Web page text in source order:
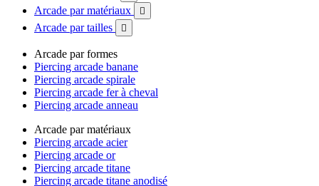
Arcade par matériaux 
Arcade par tailles 
Arcade par formes
Piercing arcade banane
Piercing arcade spirale
Piercing arcade fer à cheval
Piercing arcade anneau
Arcade par matériaux
Piercing arcade acier
Piercing arcade or
Piercing arcade titane
Piercing arcade titane anodisé